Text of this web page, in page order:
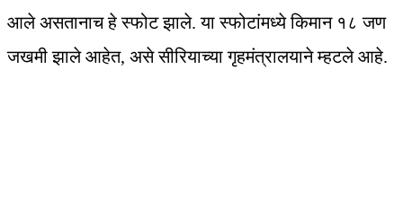
आले असतानाच हे स्फोट झाले. या स्फोटांमध्ये किमान १८ जण
जखमी झाले आहेत, असे सीरियाच्या गृहमंत्रालयाने म्हटले आहे.